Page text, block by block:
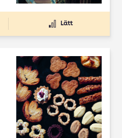
Lätt